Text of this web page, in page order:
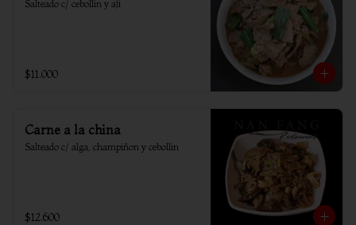
Salteado c/ cebollin y aji
$11.000
Carne a la china
Salteado c/ alga, champiñon y cebollin
$12.600